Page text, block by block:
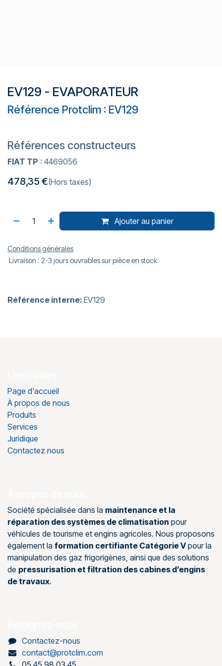
EV129 - EVAPORATEUR
Référence Protclim : EV129
Références constructeurs
FIAT TP : 4469056
478,35€(Hors taxes)
Ajouter au panier
Conditions générales
Livraison : 2-3 jours ouvrables sur pièce en stock
Référence interne: EV129
Page d'accueil
À propos de nous
Produits
Services
Juridique
Contactez nous
Société spécialisée dans la maintenance et la
réparation des systèmes de climatisation pour
véhicules de tourisme et engins agricoles. Nous proposons
également la formation certifiante Catégorie Vpour la
manipulation des gaz frigorigènes, ainsi que des solutions
de pressurisation et filtration des cabines d’engins
de travaux.
Contactez-nous
contact@protclim.com